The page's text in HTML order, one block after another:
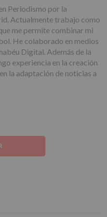
Periodismo por la
Actualmente trabajo como
me permite combinar mi
He colaborado en medios
Digital. Además de la
experiencia en la creación
la adaptación de noticias a